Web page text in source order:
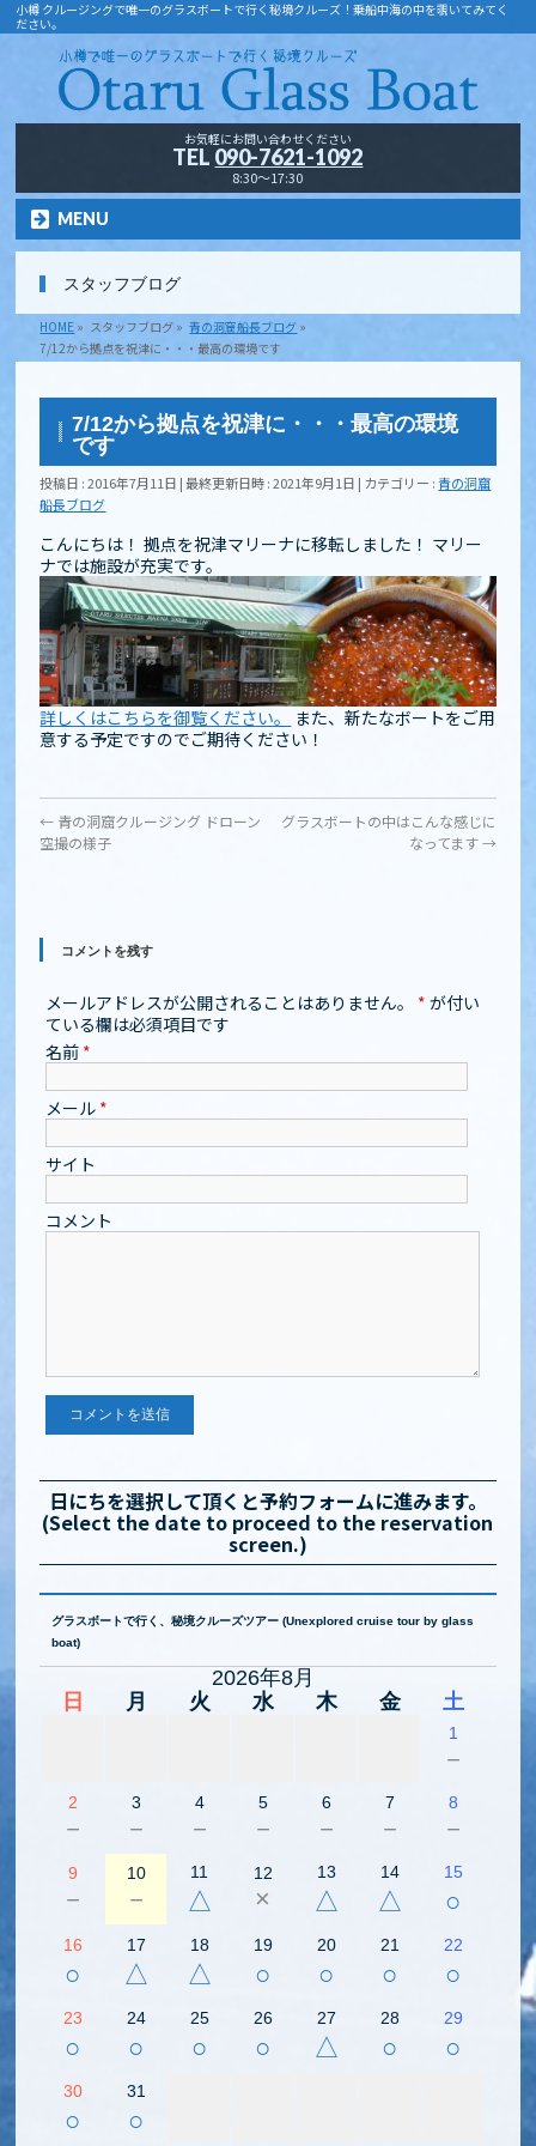
小樽 クルージングで唯一のグラスボートで行く秘境クルーズ！乗船中海の中を覗いてみてく
ださい。
お気軽にお問い合わせください
TEL 090-7621-1092
8:30～17:30
MENU
スタッフブログ
HOME » スタッフブログ » 青の洞窟船長ブログ »
7/12から拠点を祝津に・・・最高の環境です
7/12から拠点を祝津に・・・最高の環境
です
投稿日 : 2016年7月11日 最終更新日時 : 2021年9月1日 カテゴリー :青の洞窟
船長ブログ
こんにちは！ 拠点を祝津マリーナに移転しました！ マリー
ナでは施設が充実です。
詳しくはこちらを御覧ください。
また、新たなボートをご用
意する予定ですのでご期待ください！
← 青の洞窟クルージング ドローン
空撮の様子
グラスボートの中はこんな感じに
なってます→
コメントを残す
メールアドレスが公開されることはありません。 * が付い
ている欄は必須項目です
名前 *
メール *
サイト
コメント
日にちを選択して頂くと予約フォームに進みます。
(Select the date to proceed to the reservation
screen.)
グラスボートで行く、秘境クルーズツアー (Unexplored cruise tour by glass
boat)
2026年8月
日
月 火 水 木 金 土
1
－
2
－
3
－
4
－
5
－
6
－
7
－
8
－
9
－
10
－
11
△
12
×
13
△
14
△
15
○
16
○
17
△
18
△
19
○
20
○
21
○
22
○
23
○
24
○
25
○
26
○
27
△
28
○
29
○
30
○
31
○